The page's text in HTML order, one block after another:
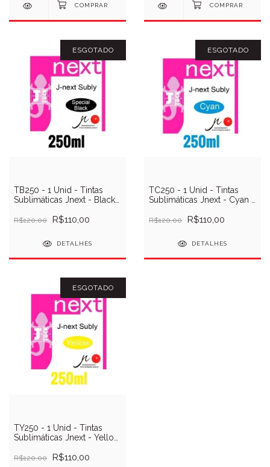
ESGOTADO
TB250 - 1 Unid - Tintas
Sublimáticas Jnext - Black -
R$120,00 R$110,00
DETALHES
ESGOTADO
TC250 - 1 Unid - Tintas
Sublimáticas Jnext - Cyan -
R$120,00 R$110,00
DETALHES
ESGOTADO
TY250 - 1 Unid - Tintas
Sublimáticas Jnext - Yellow
R$120,00 R$110,00